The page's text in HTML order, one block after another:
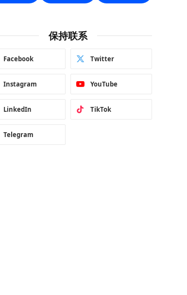
保持联系
Facebook Twitter
Instagram YouTube
LinkedIn TikTok
Telegram